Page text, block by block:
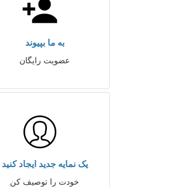
به ما بپیوند
عضویت رایگان
یک نمایه جدید ایجاد کنید
خودت را توصیف کن